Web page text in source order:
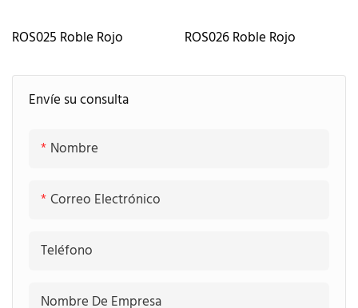
Envíe su consulta
Nombre
Correo Electrónico
Teléfono
Nombre De Empresa
ROS025 Roble Rojo ROS026 Roble Rojo